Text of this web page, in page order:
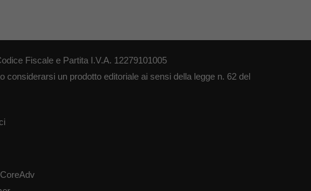
Fiscale e Partita I.V.A. 12279101005
un prodotto editoriale ai sensi della legge n. 62 del